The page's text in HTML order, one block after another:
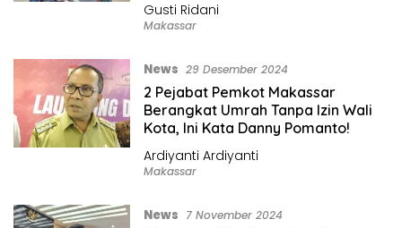
Gusti Ridani
Makassar
News 29 Desember 2024
2 Pejabat Pemkot Makassar
Berangkat Umrah Tanpa Izin Wali
Kota, Ini Kata Danny Pomanto!
Ardiyanti Ardiyanti
Makassar
News 7 November 2024